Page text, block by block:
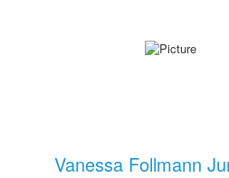
Vanessa Follmann